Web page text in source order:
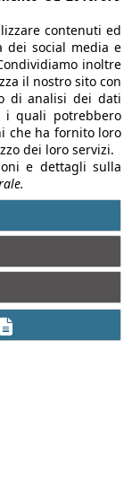
contenuti ed
dei social media e
inoltre
il nostro sito con
di analisi dei dati
i quali potrebbero
che ha fornito loro
dei loro servizi.
e dettagli sulla